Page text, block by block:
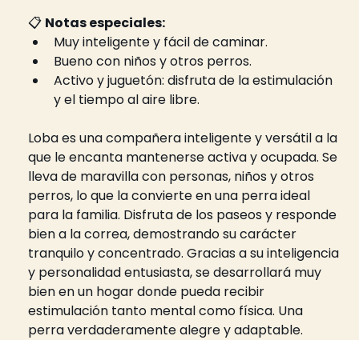
📋 Notas especiales:
Muy inteligente y fácil de caminar.
Bueno con niños y otros perros.
Activo y juguetón: disfruta de la estimulación
y el tiempo al aire libre.
Loba es una compañera inteligente y versátil a la
que le encanta mantenerse activa y ocupada. Se
lleva de maravilla con personas, niños y otros
perros, lo que la convierte en una perra ideal
para la familia. Disfruta de los paseos y responde
bien a la correa, demostrando su carácter
tranquilo y concentrado. Gracias a su inteligencia
y personalidad entusiasta, se desarrollará muy
bien en un hogar donde pueda recibir
estimulación tanto mental como física. Una
perra verdaderamente alegre y adaptable.